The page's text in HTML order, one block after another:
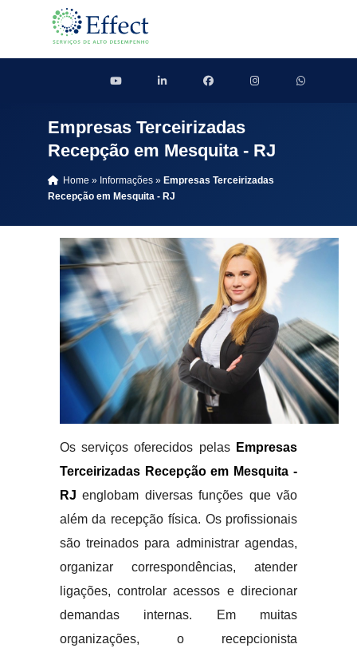
Empresas Terceirizadas
Recepção em Mesquita - RJ
Home » Informações » Empresas Terceirizadas
Recepção em Mesquita - RJ
Os serviços oferecidos pelas Empresas
Terceirizadas Recepção em Mesquita -
RJ englobam diversas funções que vão
além da recepção física. Os profissionais
são treinados para administrar agendas,
organizar correspondências, atender
ligações, controlar acessos e direcionar
demandas internas. Em muitas
organizações, o recepcionista